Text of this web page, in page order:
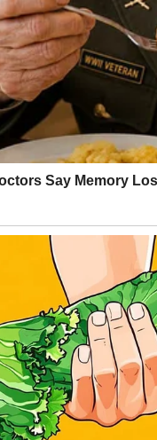
mogli bi vam
koji su često
kada će vam
emotivni i lijepi trenuci.
kroz uspjeh i
ne može ignorisati.
u plodovima svog rada.